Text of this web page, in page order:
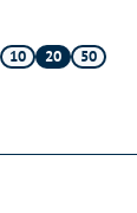
10 20 50